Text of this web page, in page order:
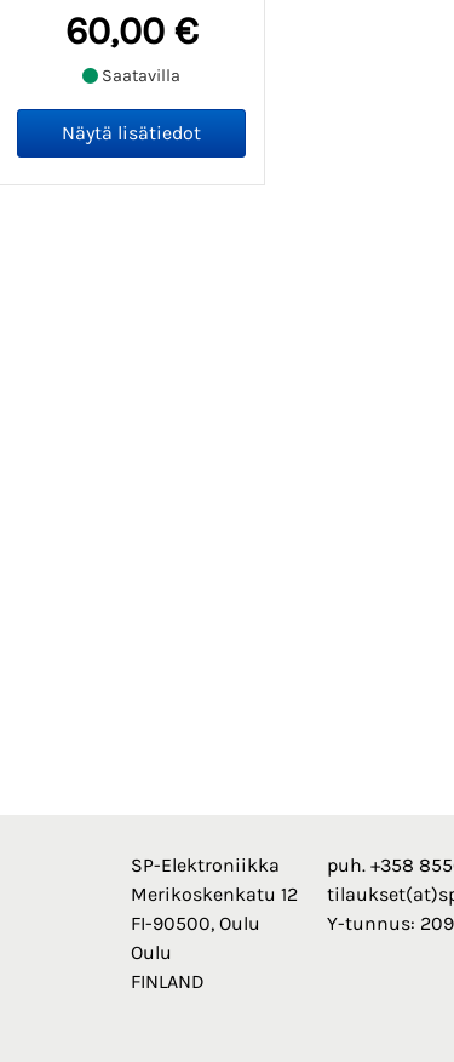
60,00 €
Saatavilla
SP-Elektroniikka
Merikoskenkatu 12
FI-90500, Oulu
Oulu
FINLAND
puh. +358
Y-tunnus: